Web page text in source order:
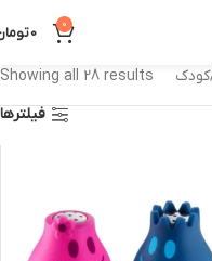
0
0
کودک
Showing all 28 results
فیلترها